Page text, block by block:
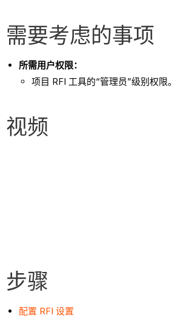
需要考虑的事项
所需用户权限：
项目 RFI 工具的“管理员”级别权限。
视频
步骤
配置 RFI 设置